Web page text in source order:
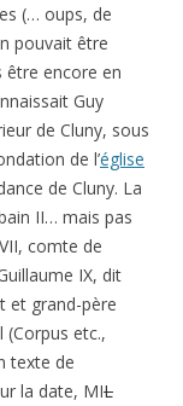
(… oups, de
pouvait être
être encore en
Guy
de Cluny, sous
de l’église
de Cluny. La
II… mais pas
comte de
IX, dit
et grand-père
(Corpus etc.,
texte de
la date, MIL